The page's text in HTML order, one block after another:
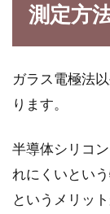
測定方
ガラス電極法
ります。
半導体シリコ
れにくいとい
というメリッ